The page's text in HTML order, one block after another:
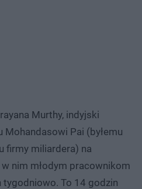
Murthy, indyjski
Mohandasowi Pai (byłemu
firmy miliardera) na
nim młodym pracownikom
To 14 godzin